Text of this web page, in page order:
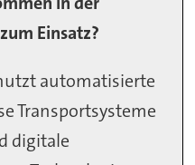
Einsatz?
automatisierte
Transportsysteme
digitale